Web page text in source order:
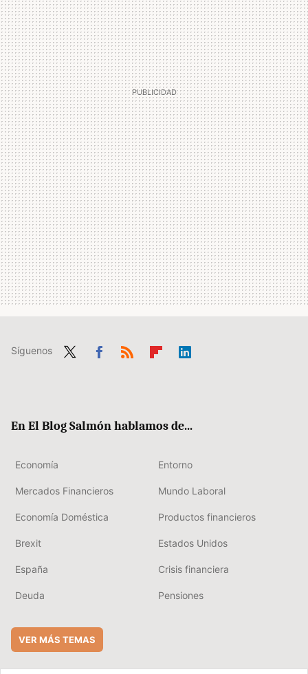
Síguenos
En El Blog Salmón hablamos de...
Economía Entorno
Mercados Financieros Mundo Laboral
Economía Doméstica Productos financieros
Brexit Estados Unidos
España Crisis financiera
Deuda Pensiones
VER MÁS TEMAS